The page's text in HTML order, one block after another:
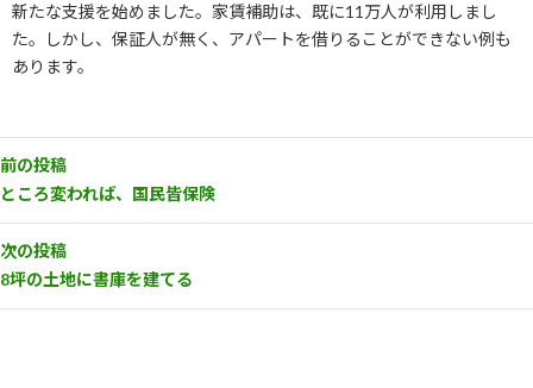
新たな支援を始めました。家賃補助は、既に11万人が利用しまし
た。しかし、保証人が無く、アパートを借りることができない例も
あります。
前の投稿
ところ変われば、国民皆保険
次の投稿
8坪の土地に書庫を建てる